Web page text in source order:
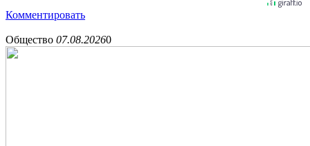
Комментировать
Общество 07.08.20260